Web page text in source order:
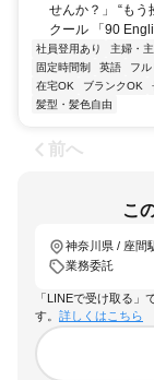
せんか？」 “も
クール 「90
社員登用あり 主婦・
固定時間制
英語 フル
在宅OK
ブランクOK
髪型・髪色自由
前へ
こ
神奈川県 / 座間
業務委託
「LINEで受け取る」
す。 詳しくはこちら